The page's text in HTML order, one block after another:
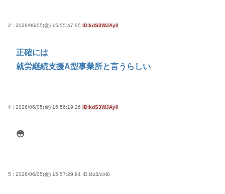
Powered by livedoor 相互RSS
2 : 2026/06/05(金) 15:55:47.95 ID:kdS3WJAy0
正確には
就労継続支援A型事業所と言うらしい
4 : 2026/06/05(金) 15:56:19.26 ID:kdS3WJAy0
😳
5 : 2026/06/05(金) 15:57:29.94 ID:l4z3/ciH0